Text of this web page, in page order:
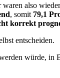
also
, somit 79,1
korrekt
entscheiden.
würde, in